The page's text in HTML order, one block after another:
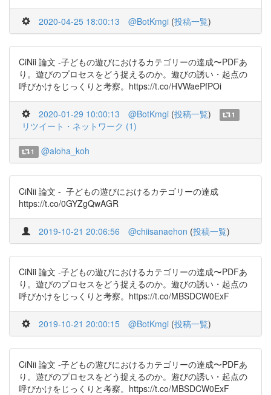
2020-04-25 18:00:13 @BotKmgi (投稿一覧)
CiNii 論文 -子どもの遊びにおけるカテゴリーの達成〜PDFあ
り。遊びのプロセスをどう捉えるのか。遊びの誘い・起点の
呼びかけをじっくりと考察。https://t.co/HVWaePfPOi
2020-01-29 10:00:13 @BotKmgi (投稿一覧) 1
リツイート・ネットワーク (1)
1 @aloha_koh
CiNii 論文 - 子どもの遊びにおけるカテゴリーの達成
https://t.co/0GYZgQwAGR
2019-10-21 20:06:56 @chiisanaehon (投稿一覧)
CiNii 論文 -子どもの遊びにおけるカテゴリーの達成〜PDFあ
り。遊びのプロセスをどう捉えるのか。遊びの誘い・起点の
呼びかけをじっくりと考察。https://t.co/MBSDCW0ExF
2019-10-21 20:00:15 @BotKmgi (投稿一覧)
CiNii 論文 -子どもの遊びにおけるカテゴリーの達成〜PDFあ
り。遊びのプロセスをどう捉えるのか。遊びの誘い・起点の
呼びかけをじっくりと考察。https://t.co/MBSDCW0ExF